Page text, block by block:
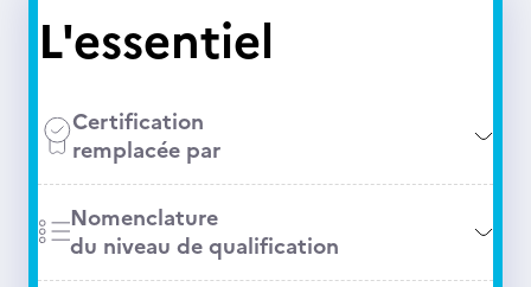
L'essentiel
Certification
remplacée par
Nomenclature
du niveau de qualification